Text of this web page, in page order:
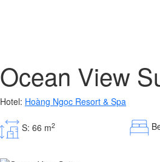
Ocean View
Hotel: Hoàng Ngọc Resort & Spa
S: 66 m2